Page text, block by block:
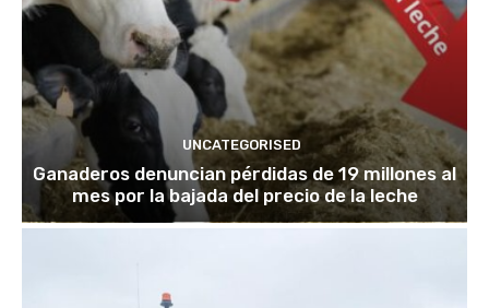
UNCATEGORISED
Ganaderos denuncian pérdidas de 19 millones al
mes por la bajada del precio de la leche